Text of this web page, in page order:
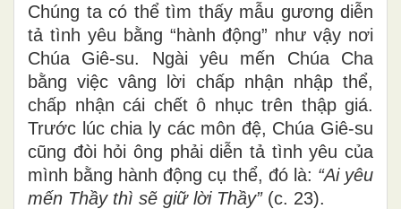
Chúng ta có thể tìm thấy mẫu gương diễn
tả tình yêu bằng “hành động” như vậy nơi
Chúa Giê-su. Ngài yêu mến Chúa Cha
bằng việc vâng lời chấp nhận nhập thể,
chấp nhận cái chết ô nhục trên thập giá.
Trước lúc chia ly các môn đệ, Chúa Giê-su
cũng đòi hỏi ông phải diễn tả tình yêu của
mình bằng hành động cụ thể, đó là: “Ai yêu
mến Thầy thì sẽ giữ lời Thầy”(c. 23).